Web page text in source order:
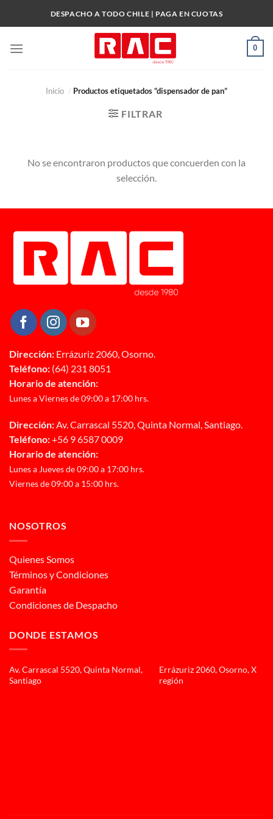
DESPACHO A TODO CHILE | PAGA EN CUOTAS
0
Inicio / Productos etiquetados “dispensador de pan”
FILTRAR
No se encontraron productos que concuerden con la
selección.
Dirección: Errázuriz 2060, Osorno.
Teléfono: (64) 231 8051
Horario de atención:
Lunes a Viernes de 09:00 a 17:00 hrs.
Dirección:Av. Carrascal 5520, Quinta Normal, Santiago.
Teléfono:+56 9 6587 0009
Horario de atención:
Lunes a Jueves de 09:00 a 17:00 hrs.
Viernes de 09:00 a 15:00 hrs.
NOSOTROS
Quienes Somos
Términos y Condiciones
Garantía
Condiciones de Despacho
DONDE ESTAMOS
Av. Carrascal 5520, Quinta Normal,
Santiago
Errázuriz 2060, Osorno, X
región